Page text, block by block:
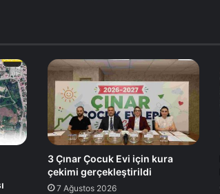
3 Çınar Çocuk Evi için kura
çekimi gerçekleştirildi
7 Ağustos 2026